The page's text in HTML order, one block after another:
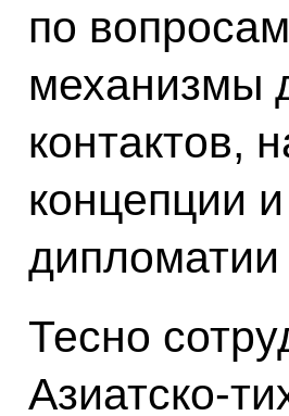
по
механизмы
контактов,
концепции
Тесно
Азиатско-